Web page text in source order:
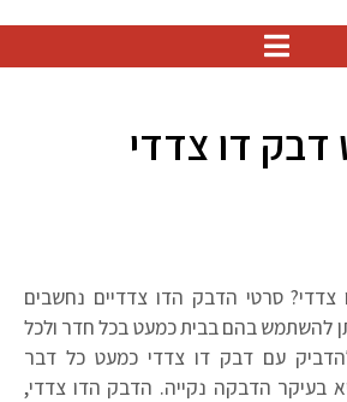
דבק דו צדדי
סרטי הדבק הדו צדדיים נחשבים
להשתמש בהם בבית כמעט בכל חדר ולכל
עם דבק דו צדדי כמעט כל דבר
הדבקה נקייה. הדבק הדו צדדי,